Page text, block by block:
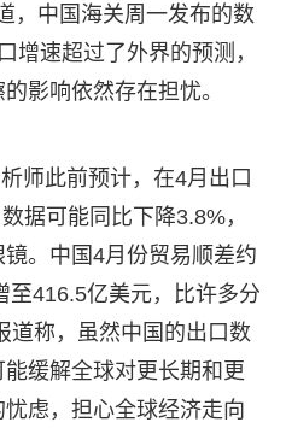
，中国海关周一发布的数
增速超过了外界的预测，
影响依然存在担忧。
师此前预计，在4月出口
据可能同比下降3.8%，
。中国4月份贸易顺差约
至416.5亿美元，比许多分
道称，虽然中国的出口数
缓解全球对更长期和更
虑，担心全球经济走向